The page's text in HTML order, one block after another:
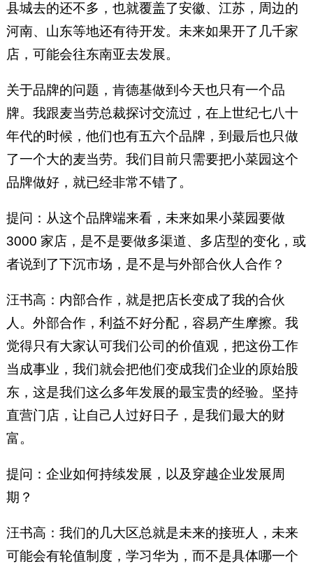
县城去的还不多，也就覆盖了安徽、江苏，周边的
河南、山东等地还有待开发。未来如果开了几千家
店，可能会往东南亚去发展。
关于品牌的问题，肯德基做到今天也只有一个品
牌。我跟麦当劳总裁探讨交流过，在上世纪七八十
年代的时候，他们也有五六个品牌，到最后也只做
了一个大的麦当劳。我们目前只需要把小菜园这个
品牌做好，就已经非常不错了。
提问：从这个品牌端来看，未来如果小菜园要做
3000 家店，是不是要做多渠道、多店型的变化，或
者说到了下沉市场，是不是与外部合伙人合作？
汪书高：内部合作，就是把店长变成了我的合伙
人。外部合作，利益不好分配，容易产生摩擦。我
觉得只有大家认可我们公司的价值观，把这份工作
当成事业，我们就会把他们变成我们企业的原始股
东，这是我们这么多年发展的最宝贵的经验。坚持
直营门店，让自己人过好日子，是我们最大的财
富。
提问：企业如何持续发展，以及穿越企业发展周
期？
汪书高：我们的几大区总就是未来的接班人，未来
可能会有轮值制度，学习华为，而不是具体哪一个